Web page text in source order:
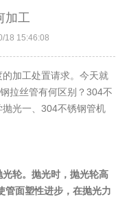
加工
18 15:46:08
加工处置请求。今天就
拉丝管有何区别？304不
光一、304不锈钢管机
轮。抛光时，抛光轮高
管面塑性进步，在抛光力